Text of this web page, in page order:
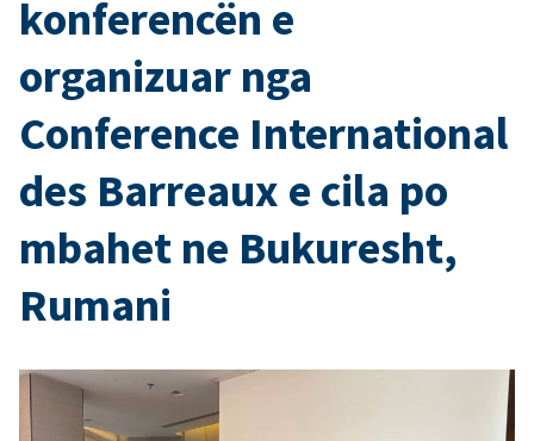
konferencën e
organizuar nga
Conference International
des Barreaux e cila po
mbahet ne Bukuresht,
Rumani